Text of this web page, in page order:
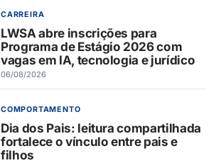
CARREIRA
LWSA abre inscrições para
Programa de Estágio 2026 com
vagas em IA, tecnologia e jurídico
06/08/2026
COMPORTAMENTO
Dia dos Pais: leitura compartilhada
fortalece o vínculo entre pais e
filhos